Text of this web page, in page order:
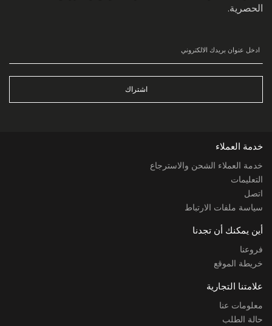
الحصرية.
اشتراك
خدمة العملاء
خدمة العملاء الشحن والاسترجاع
التعليمات
اتصل
سياسة ملفات الارتباط
أين يمكنك أن تجدنا
فروعنا
خريطة الموقع
علامتنا التجارية
معلومات عنا
حالة الطلب